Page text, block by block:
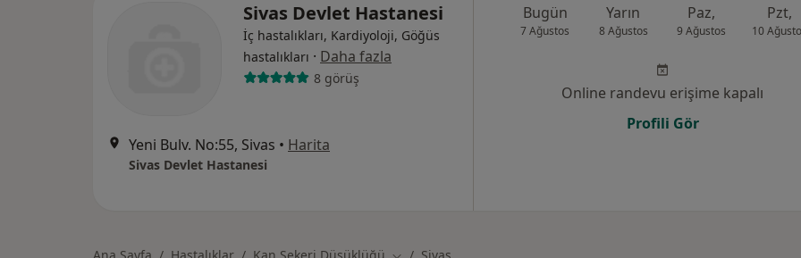
Sivas Devlet Hastanesi
İç hastalıkları, Kardiyoloji, Göğüs
hastalıkları · Daha fazla
8 görüş
Yeni Bulv. No:55, Sivas • Harita
Sivas Devlet Hastanesi
Bugün
7 Ağustos
Yarın
8 Ağustos
Paz,
9 Ağustos
Pzt,
10
Online randevu erişime kapalı
Profili Gör